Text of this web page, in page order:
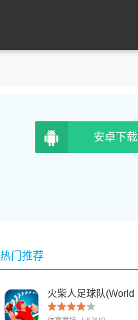
安卓下载
热门推荐
火柴人足球队(World
Cup - Stickman